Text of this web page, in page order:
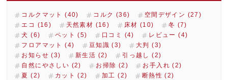
コルクマット (40) コルク (36)
空間デザイン (27)
エコ (16)
天然素材 (16) 床材 (10)
冬 (7)
犬 (6)
ペット (5) 口コミ (4)
レビュー (4)
フロアマット (4)
豆知識 (3)
大判 (3)
お知らせ (3)
新生活 (2)
引っ越し (2)
自然にやさしい (2)
お掃除 (2)
お手入れ (2)
夏 (2)
カット (2) 加工 (2) 断熱性 (2)